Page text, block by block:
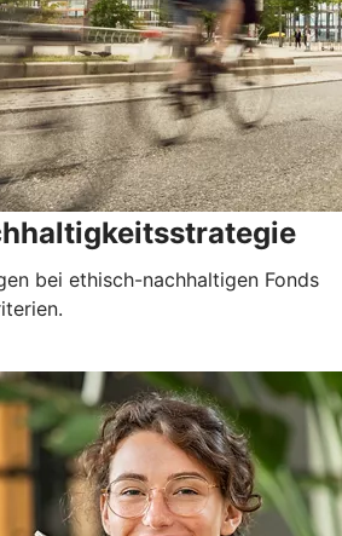
bei ethisch-nachhaltigen Fonds